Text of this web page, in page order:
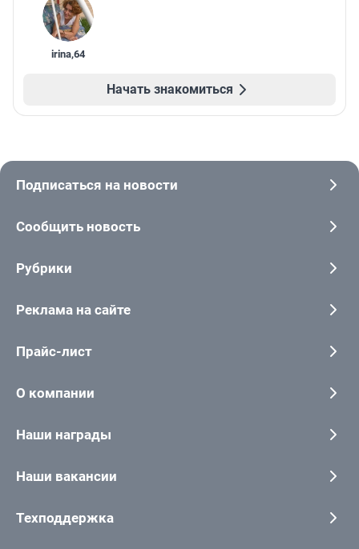
irina,64
Начать знакомиться
Подписаться на новости
Сообщить новость
Рубрики
Реклама на сайте
Прайс-лист
О компании
Наши награды
Наши вакансии
Техподдержка